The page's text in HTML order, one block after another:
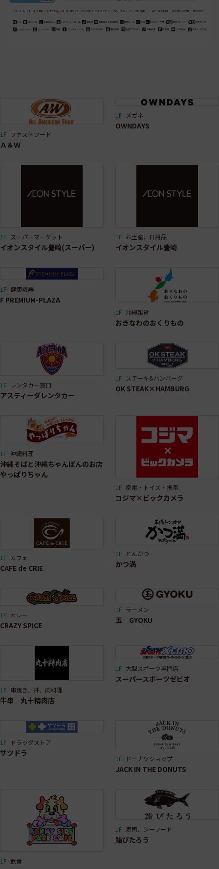
1F ファストフード
Ａ＆Ｗ
1F メガネ
OWNDAYS
1F スーパーマーケット
イオンスタイル豊崎(スーパー)
1F お土産、日用品
イオンスタイル豊崎
1F 健康機器
F PREMIUM-PLAZA
1F 沖縄雑貨
おきなわのおくりもの
1F レンタカー窓口
アスティーダレンタカー
1F ステーキ&ハンバーグ
OK STEAK×HAMBURG
1F 沖縄料理
沖縄そばと沖縄ちゃんぽんのお店
やっぱりちゃん
1F 家電・トイズ・携帯
コジマ×ビックカメラ
1F カフェ
CAFE de CRIE
1F とんかつ
かつ満
1F カレー
CRAZY SPICE
1F ラーメン
玉 GYOKU
1F 串焼き、丼、肉料理
牛串 丸十精肉店
1F 大型スポーツ専門店
スーパースポーツゼビオ
1F ドラッグストア
サツドラ
1F ドーナツショップ
JACK IN THE DONUTS
1F 飲食
1F 寿司、シーフード
鮨びたろう